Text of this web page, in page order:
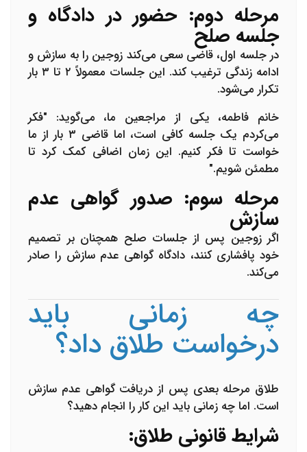
مرحله دوم: حضور در دادگاه و
جلسه صلح
در جلسه اول، قاضی سعی می‌کند زوجین را به سازش و
ادامه زندگی ترغیب کند. این جلسات معمولاً ۲ تا ۳ بار
تکرار می‌شود.
خانم فاطمه، یکی از مراجعین ما، می‌گوید: "فکر
می‌کردم یک جلسه کافی است، اما قاضی ۳ بار از ما
خواست تا فکر کنیم. این زمان اضافی کمک کرد تا
مطمئن شویم."
مرحله سوم: صدور گواهی عدم
سازش
اگر زوجین پس از جلسات صلح همچنان بر تصمیم
خود پافشاری کنند، دادگاه گواهی عدم سازش را صادر
می‌کند.
چه زمانی باید
درخواست طلاق داد؟
طلاق مرحله بعدی پس از دریافت گواهی عدم سازش
است. اما چه زمانی باید این کار را انجام دهید؟
شرایط قانونی طلاق: